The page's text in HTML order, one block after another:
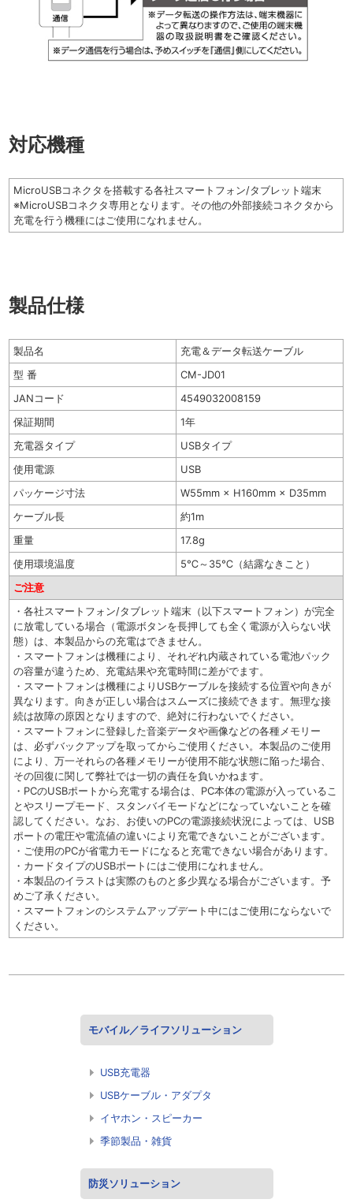
対応機種
MicroUSBコネクタを搭載する各社スマートフォン/タブレット端末
※MicroUSBコネクタ専用となります。その他の外部接続コネクタから
充電を行う機種にはご使用になれません。
製品仕様
製品名
充電＆データ転送ケーブル
型 番
CM-JD01
JANコード
4549032008159
保証期間
1年
充電器タイプ
USBタイプ
使用電源
USB
パッケージ寸法
W55mm × H160mm × D35mm
ケーブル長
約1m
重量
17.8g
使用環境温度
5℃～35℃（結露なきこと）
ご注意
・各社スマートフォン/タブレット端末（以下スマートフォン）が完全
に放電している場合（電源ボタンを長押しても全く電源が入らない状
態）は、本製品からの充電はできません。
・スマートフォンは機種により、それぞれ内蔵されている電池パック
の容量が違うため、充電結果や充電時間に差がでます。
・スマートフォンは機種によりUSBケーブルを接続する位置や向きが
異なります。向きが正しい場合はスムーズに接続できます。無理な接
続は故障の原因となりますので、絶対に行わないでください。
・スマートフォンに登録した音楽データや画像などの各種メモリー
は、必ずバックアップを取ってからご使用ください。本製品のご使用
により、万一それらの各種メモリーが使用不能な状態に陥った場合、
その回復に関して弊社では一切の責任を負いかねます。
・PCのUSBポートから充電する場合は、PC本体の電源が入っているこ
とやスリープモード、スタンバイモードなどになっていないことを確
認してください。なお、お使いのPCの電源接続状況によっては、USB
ポートの電圧や電流値の違いにより充電できないことがございます。
・ご使用のPCが省電力モードになると充電できない場合があります。
・カードタイプのUSBポートにはご使用になれません。
・本製品のイラストは実際のものと多少異なる場合がございます。予
めご了承ください。
・スマートフォンのシステムアップデート中にはご使用にならないで
ください。
モバイル／ライフソリューション
USB充電器
USBケーブル・アダプタ
イヤホン・スピーカー
季節製品・雑貨
防災ソリューション